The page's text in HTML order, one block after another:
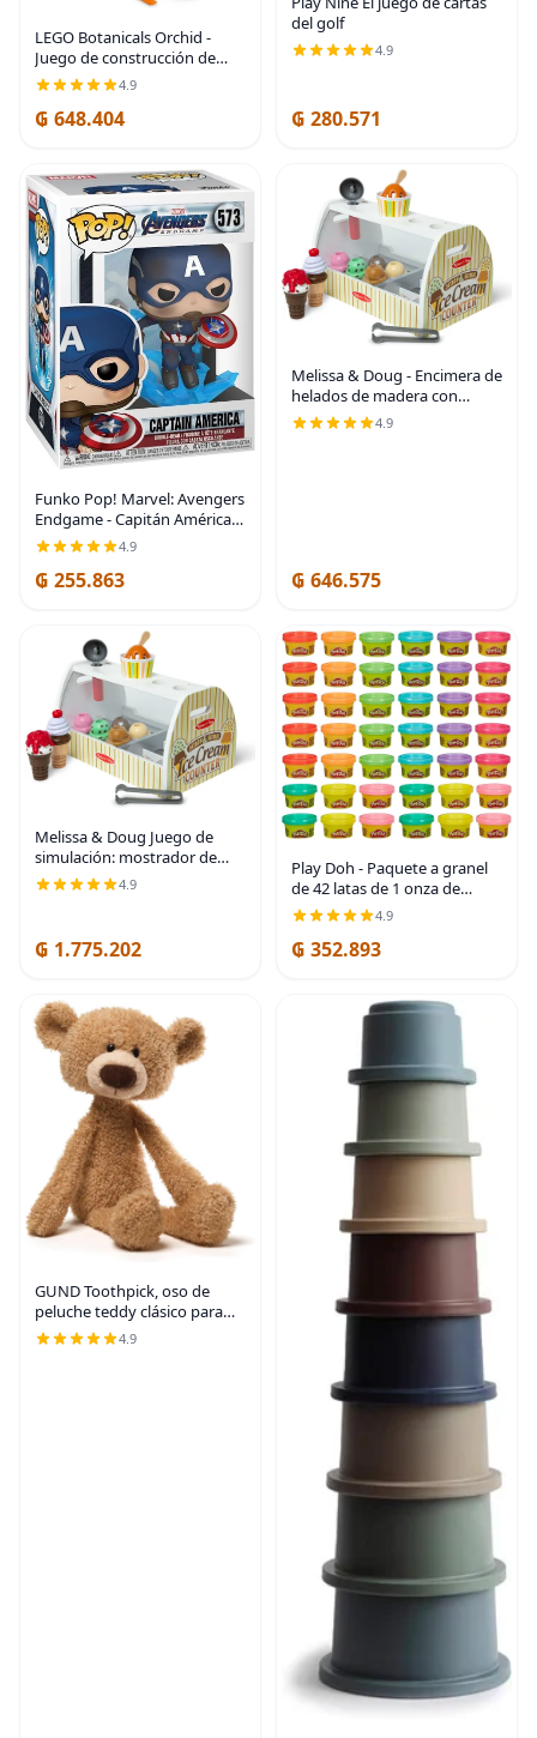
LEGO Botanicals Orchid -
Juego de construcción de
flores artificiales de interior
para el hogar, cocina,
decoración de escritorio,
4.9
₲ 648.404
del golf
4.9
₲ 280.571
Funko Pop! Marvel: Avengers
Endgame - Capitán América
con escudo roto y Mjolnir
4.9
₲ 255.863
Melissa & Doug - Encimera de
helados de madera con
cuchara para servir, juego de
tienda de simulación, 28
4.9
₲ 646.575
Melissa & Doug Juego de
simulación: mostrador de
helado de madera (28 piezas)
y juego de cafetera (11
de juguete para
4.9
₲ 1.775.202
Play Doh - Paquete a granel
de 42 latas de 1 onza de
compuesto para modelado,
regalos para relleno de
calcetines navideños,
4.9
₲ 352.893
GUND Toothpick, oso de
peluche teddy clásico para
edades de 1 año en adelante,
beige, 15 pulgadas
4.9